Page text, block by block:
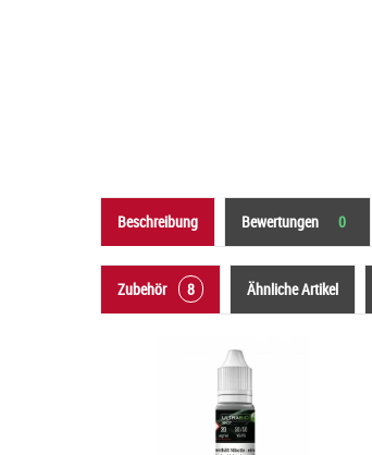
Beschreibung Bewertungen 0
Zubehör 8 Ähnliche Artikel